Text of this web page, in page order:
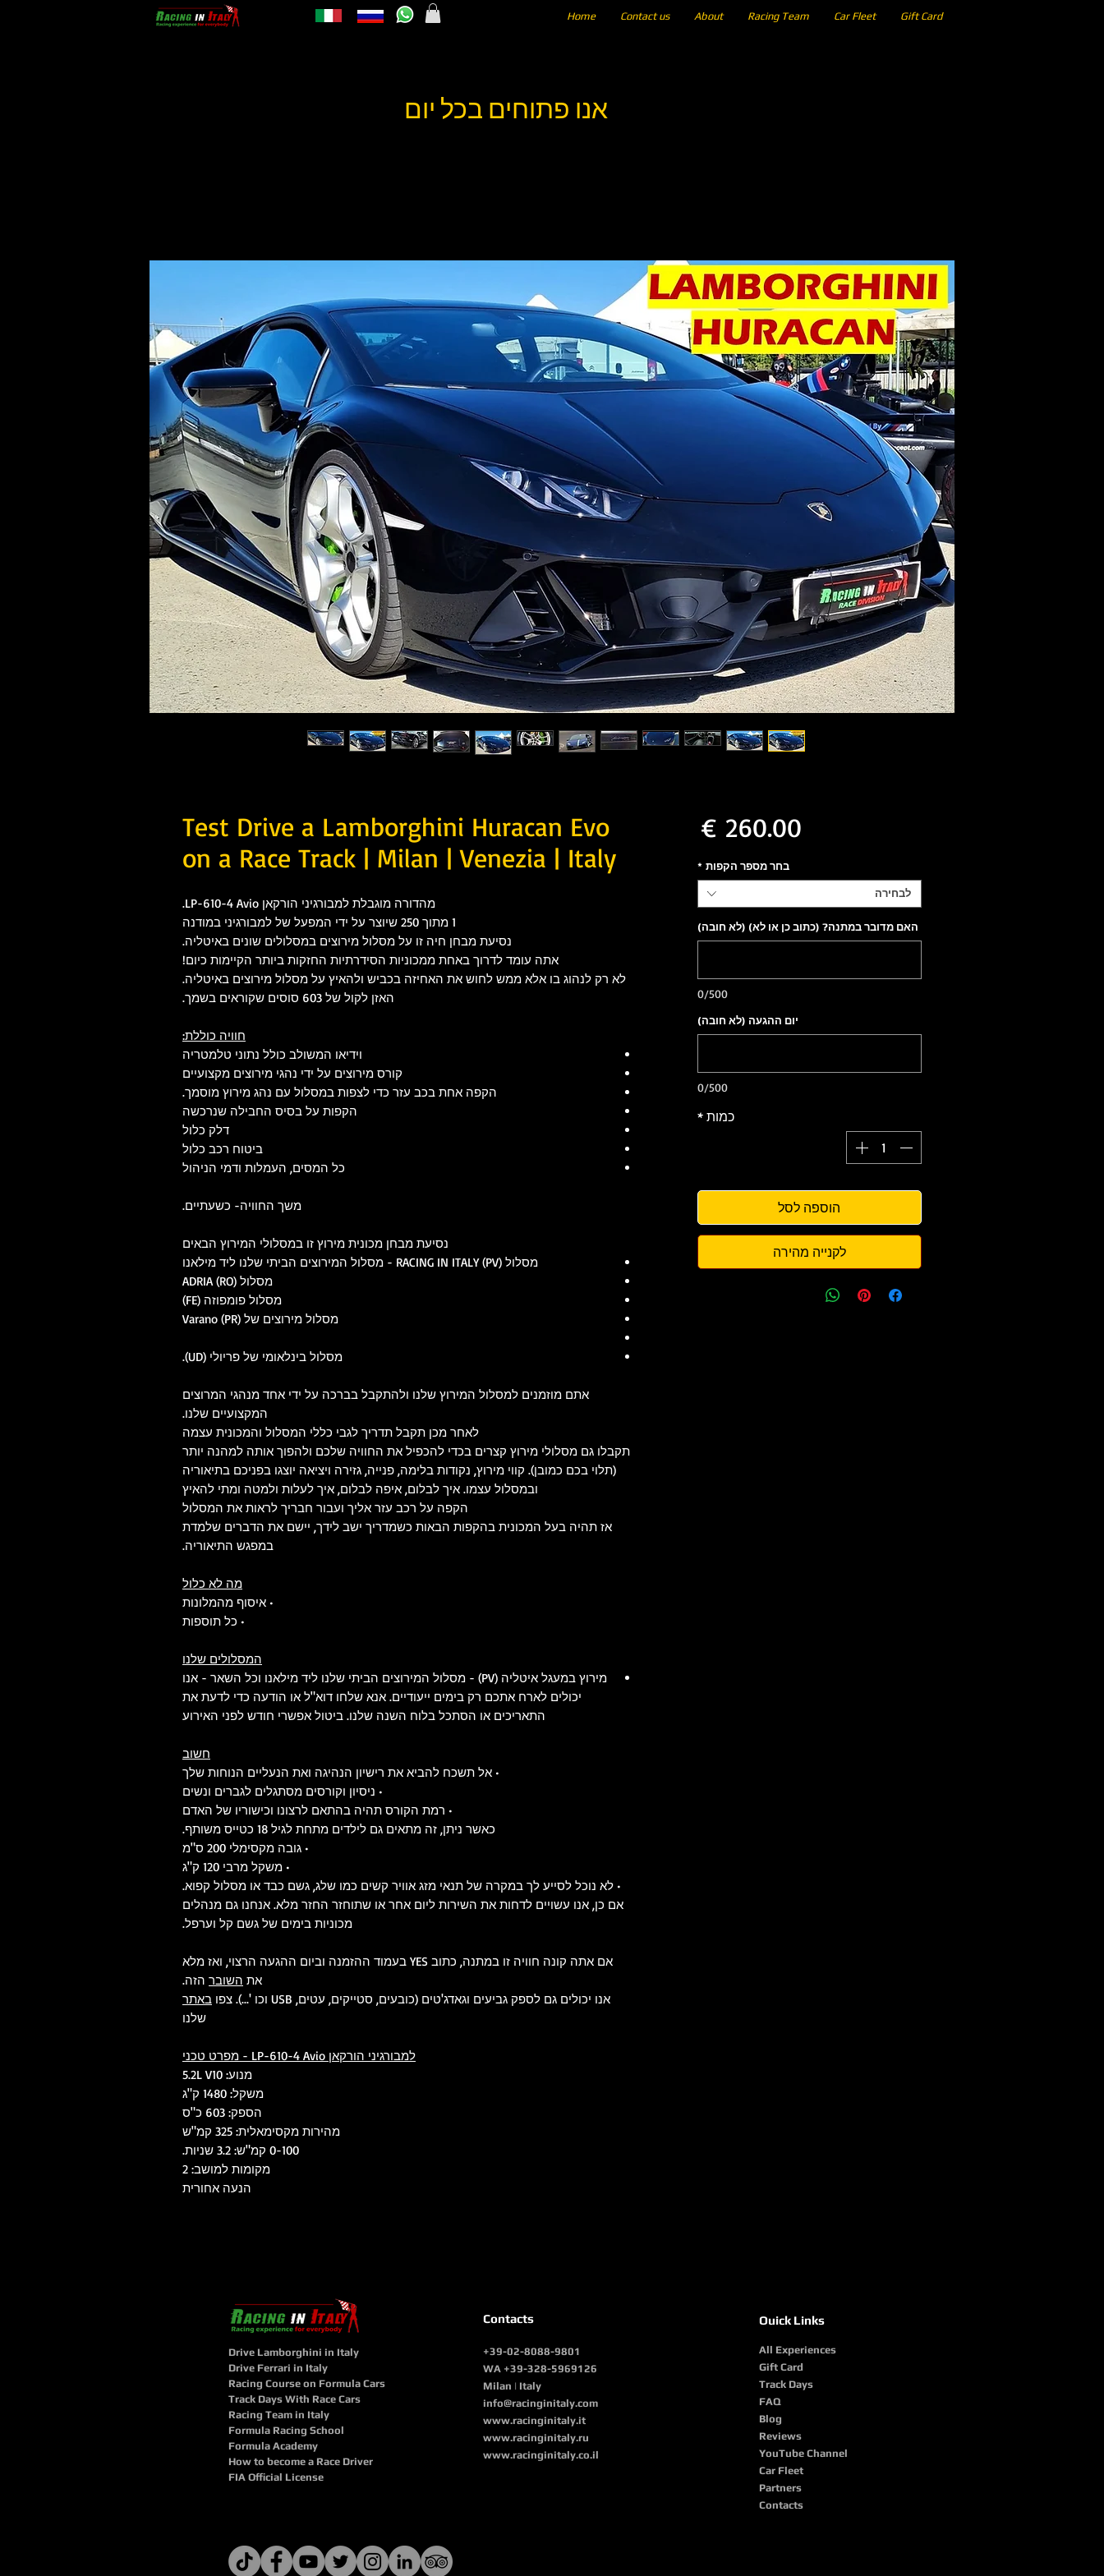
Home Contact us About Racing Team Car Fleet Gift Card
אנו פתוחים בכל יום
Test Drive a Lamborghini Huracan Evo
on a Race Track | Milan | Venezia | Italy
מהדורה מוגבלת למבורגיני הורקאן LP-610-4 Avio.
1 מתוך 250 שיוצר על ידי המפעל של למבורגיני במודנה
נסיעת מבחן חיה זו על מסלול מירוצים במסלולים שונים באיטליה.
אתה עומד לדרוך באחת ממכוניות הסידרתיות החזקות ביותר הקיימות כיום!
לא רק לנהוג בו אלא ממש לחוש את האחיזה בכביש ולהאיץ על מסלול מירוצים באיטליה.
האזן לקול של 603 סוסים שקוראים בשמך.
חוויה כוללת:
וידיאו המשולב כולל נתוני טלמטריה
קורס מירוצים על ידי נהגי מירוצים מקצועיים
הקפה אחת בכב עזר כדי לצפות במסלול עם נהג מירוץ מוסמך.
הקפות על בסיס החבילה שנרכשה
דלק כלול
ביטוח רכב כלול
כל המסים, העמלות ודמי הניהול
משך החוויה- כשעתיים.
נסיעת מבחן מכונית מירוץ זו במסלולי המירוץ הבאים
מסלול RACING IN ITALY (PV) - מסלול המירוצים הביתי שלנו ליד מילאנו
מסלול ADRIA (RO)
מסלול פומפוזה (FE)
מסלול מירוצים של Varano (PR)
מסלול בינלאומי של פריולי (UD).
אתם מוזמנים למסלול המירוץ שלנו ולהתקבל בברכה על ידי אחד מנהגי המרוצים
המקצועיים שלנו.
לאחר מכן תקבל תדריך לגבי כללי המסלול והמכונית עצמה
תקבלו גם מסלולי מירוץ קצרים בכדי להכפיל את החוויה שלכם ולהפוך אותה למהנה יותר
(תלוי בכם כמובן). קווי מירוץ, נקודות בלימה, פנייה, גזירה ויציאה יוצגו בפניכם בתיאוריה
ובמסלול עצמו. איך לבלום, איפה לבלום, איך לעלות ולמטה ומתי להאיץ
הקפה על רכב עזר אליך ועבור חבריך לראות את המסלול
אז תהיה בעל המכונית בהקפות הבאות כשמדריך ישב לידך, יישם את הדברים שלמדת
במפגש התיאוריה.
מה לא כלול
• איסוף מהמלונות
• כל תוספות
המסלולים שלנו
מירוץ במעגל איטליה (PV) - מסלול המירוצים הביתי שלנו ליד מילאנו וכל השאר - אנו
יכולים לארח אתכם רק בימים ייעודיים. אנא שלחו דוא"ל או הודעה כדי לדעת את
התאריכים או הסתכל בלוח השנה שלנו. ביטול אפשרי חודש לפני האירוע
חשוב
• אל תשכח להביא את רישיון הנהיגה ואת הנעליים הנוחות שלך
• ניסיון וקורסים מסתגלים לגברים ונשים
• רמת הקורס תהיה בהתאם לרצונו וכישוריו של האדם
כאשר ניתן, זה מתאים גם לילדים מתחת לגיל 18 כטייס משותף.
• גובה מקסימלי 200 ס"מ
• משקל מרבי 120 ק"ג
• לא נוכל לסייע לך במקרה של תנאי מזג אוויר קשים כמו שלג, גשם כבד או מסלול קפוא.
אם כן, אנו עשויים לדחות את השירות ליום אחר או שתוחזר החזר מלא. אנחנו גם מנהלים
מכוניות בימים של גשם קל וערפל.
אם אתה קונה חוויה זו במתנה, כתוב YES בעמוד ההזמנה וביום ההגעה הרצוי, ואז מלא
את השובר הזה.
אנו יכולים גם לספק גביעים וגאדג'טים (כובעים, סטייקים, עטים, USB וכו '...). צפו
באתר
שלנו
למבורגיני הורקאן LP-610-4 Avio - מפרט טכני
מנוע: 5.2L V10
משקל: 1480 ק"ג
הספק: 603 כ"ס
מהירות מקסימאלית: 325 קמ"ש
0-100 קמ"ש: 3.2 שניות.
מקומות למושב: 2
הנעה אחורית
מחיר
בחר מספר הקפות *
לבחירה
האם מדובר במתנה? (כתוב כן או לא) (לא חובה)
0/500
יום ההגעה (לא חובה)
0/500
כמות *
הוספה לסל
לקנייה מהירה
Drive Lamborghini in Italy
Drive Ferrari in Italy
Racing Course on Formula Cars
Track Days With Race Cars
Racing Team in Italy
Formula Racing School
Formula Academy
How to become a Race Driver
FIA Official License
Contacts
+39-02-8088-9801
WA +39-328-5969126
Milan | Italy
info@racinginitaly.com
www.racinginitaly.it
www.racinginitaly.ru
www.racinginitaly.co.il
Ouick Links
All Experiences
Gift Card
Track Days
FAQ
Blog
Reviews
YouTube Channel
Car Fleet
Partners
Contacts